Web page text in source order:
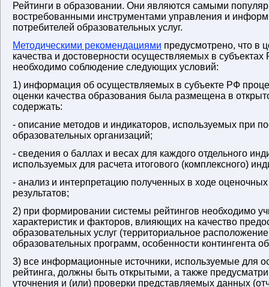
Рейтинги в образовании. Они являются самыми
востребованными инструментами управления и
потребителей образовательных услуг.
Методическими рекомендациями предусмотрено, что в
качества и достоверности осуществляемых в субъектах
необходимо соблюдение следующих условий:
1) информация об осуществляемых в субъекте РФ
оценки качества образования была размещена в
содержать:
- описание методов и индикаторов, используемых при
образовательных организаций;
- сведения о баллах и весах для каждого отдельного
используемых для расчета итогового (комплексного)
- анализ и интерпретацию полученных в ходе
результатов;
2) при формировании системы рейтингов необходимо
характеристик и факторов, влияющих на качество
образовательных услуг (территориальное
образовательных программ, особенности контингента
3) все информационные источники, используемые для
рейтинга, должны быть открытыми, а также
уточнения и (или) проверки представляемых данных